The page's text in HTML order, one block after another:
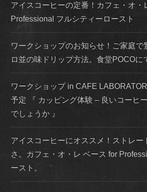
アイスコーヒーの定番！カフェ・オ・
Professional フルシティーロースト
ワークショップのお知らせ！ご家庭で
ロ並の味ドリップ方法。食堂POCOに
ワークショップ in CAFE
予定 『 カッピング体験 – 良いコーヒ
でしょうか 』
アイスコーヒーにオススメ！ストレー
さ。カフェ・オ・レ ベース for
ースト。